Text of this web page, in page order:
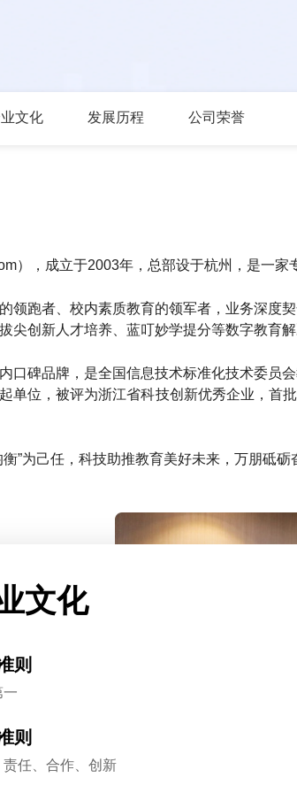
文化 发展历程 公司荣誉
），成立于2003年，总部设于杭州，是一
领跑者、校内素质教育的领军者，业务深度
尖创新人才培养、蓝叮妙学提分等数字教育
口碑品牌，是全国信息技术标准化技术委员
单位，被评为浙江省科技创新优秀企业，首
衡”为己任，科技助推教育美好未来，万朋砥砺
文化
则
一
则
责任、合作、创新